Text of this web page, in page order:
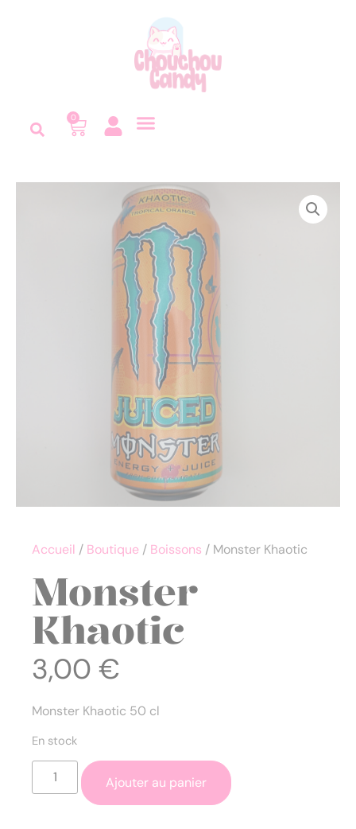
0
Accueil / Boutique / Boissons / Monster Khaotic
Monster
Khaotic
3,00 €
Monster Khaotic 50 cl
En stock
Ajouter au panier